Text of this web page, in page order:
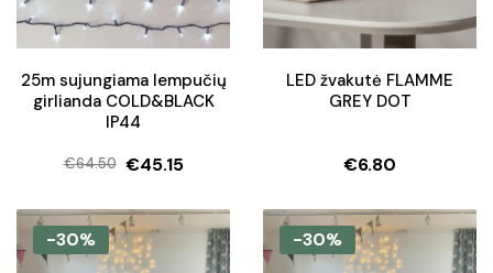
25m sujungiama lempučių
girlianda COLD&BLACK
IP44
€64.50
Original
price
was:
€64.50.
€45.15
Current
price
is:
€45.15.
LED žvakutė FLAMME
GREY DOT
€6.80
-30% -30%